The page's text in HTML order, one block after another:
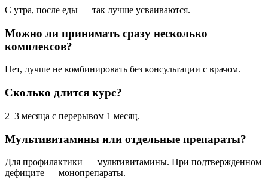
С утра, после еды — так лучше усваиваются.
Можно ли принимать сразу несколько
комплексов?
Нет, лучше не комбинировать без консультации с врачом.
Сколько длится курс?
2–3 месяца с перерывом 1 месяц.
Мультивитамины или отдельные препараты?
Для профилактики — мультивитамины. При подтвержденном
дефиците — монопрепараты.